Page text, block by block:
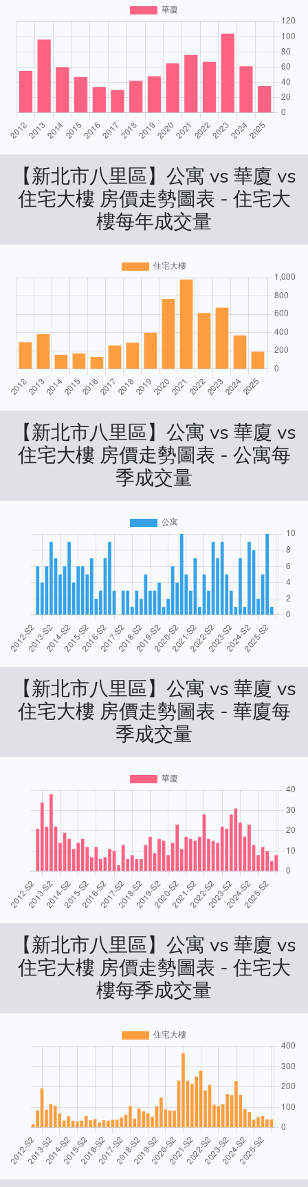
【新北市八里區】公寓 vs 華廈 vs
住宅大樓 房價走勢圖表 - 住宅大
樓每年成交量
【新北市八里區】公寓 vs 華廈 vs
住宅大樓 房價走勢圖表 - 公寓每
季成交量
【新北市八里區】公寓 vs 華廈 vs
住宅大樓 房價走勢圖表 - 華廈每
季成交量
【新北市八里區】公寓 vs 華廈 vs
住宅大樓 房價走勢圖表 - 住宅大
樓每季成交量